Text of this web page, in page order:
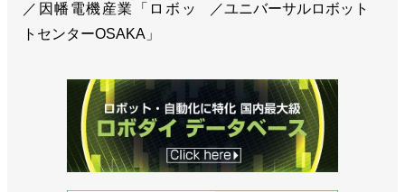
／因幡電機産業「ロボッ
トセンターOSAKA」
／ユニバーサルロボット